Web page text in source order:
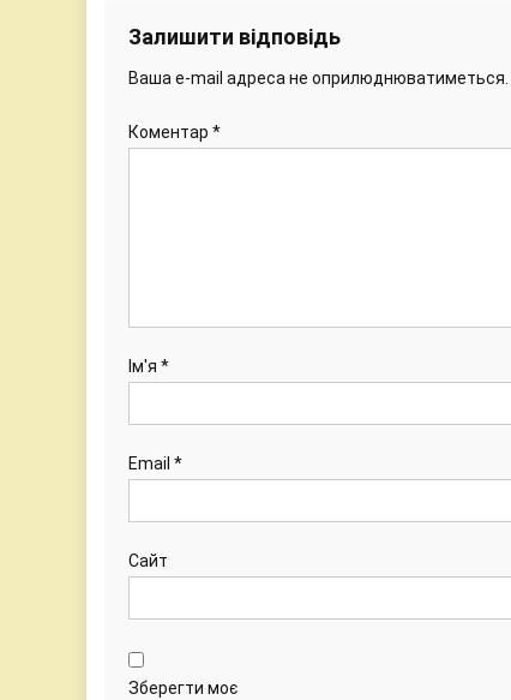
Залишити відповідь
Ваша e-mail адреса не оприлюднюватиметься.
Коментар *
Ім'я *
Email *
Сайт
Зберегти моє